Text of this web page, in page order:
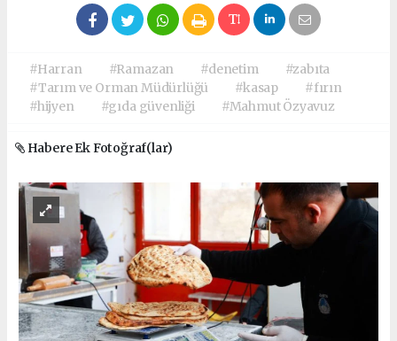
#Harran #Ramazan #denetim
#zabıta
#Tarım ve Orman Müdürlüğü
#kasap
#fırın
#hijyen
#gıda güvenliği #Mahmut Özyavuz
Habere Ek Fotoğraf(lar)